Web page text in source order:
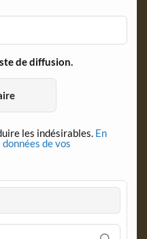
de diffusion.
les indésirables. En
de vos